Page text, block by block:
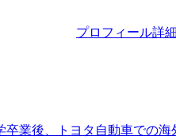
プロフィール詳
卒業後、トヨタ自動車での海